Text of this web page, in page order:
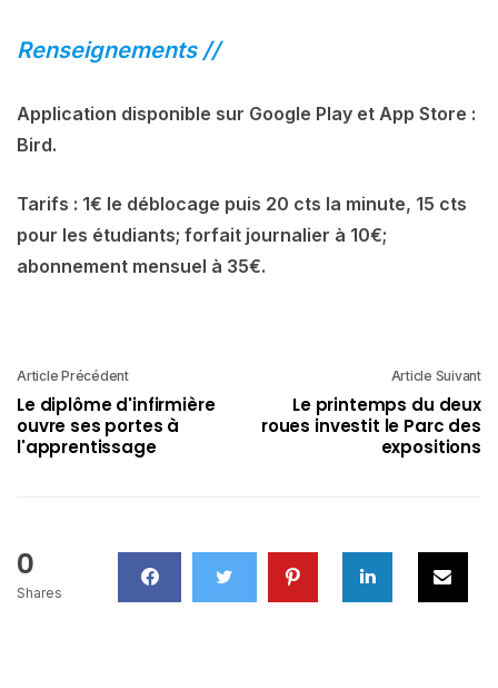
Renseignements //
Application disponible sur Google Play et App Store :
Bird.
Tarifs : 1€ le déblocage puis 20 cts la minute, 15 cts
pour les étudiants; forfait journalier à 10€;
abonnement mensuel à 35€.
Article Précédent
Le diplôme d'infirmière
ouvre ses portes à
l'apprentissage
Article Suivant
Le printemps du deux
roues investit le Parc des
expositions
0
Shares